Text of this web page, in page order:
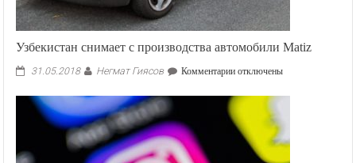
Узбекистан снимает с производства автомобили Matiz
31.05.2018 Негмат Гиясов Комментариик
Узбекистан
с
производства
автомобили
отключены